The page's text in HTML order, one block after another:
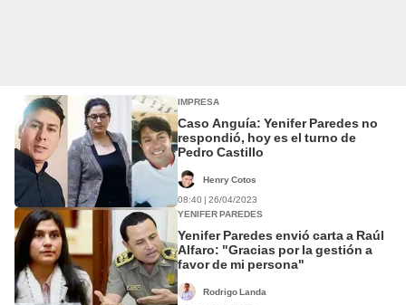
IMPRESA
Caso Anguía: Yenifer Paredes no
respondió, hoy es el turno de
Pedro Castillo
Henry Cotos
08:40 | 26/04/2023
YENIFER PAREDES
Yenifer Paredes envió carta a Raúl
Alfaro: "Gracias por la gestión a
favor de mi persona"
Rodrigo Landa